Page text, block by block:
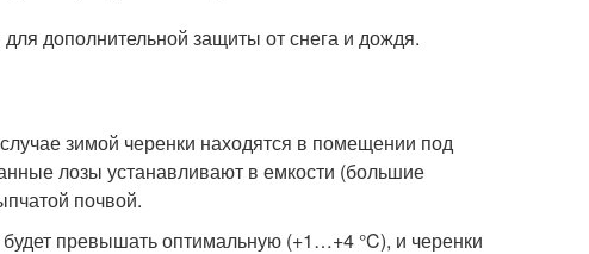
дополнительной защиты от снега и дождя.
зимой черенки находятся в помещении под
лозы устанавливают в емкости (большие
почвой.
превышать оптимальную (+1…+4 °C), и черенки